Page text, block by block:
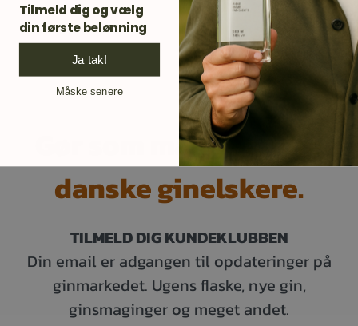
Gør som mange andre
danske ginelskere.
TILMELD DIG KUNDEKLUBBEN
Din email er adgangen til opdateringer på
ginmarkedet. Ugens flaske, nye gin,
ginsmaginger og meget andet.
Tilmeld dig og vælg
din første belønning
Ja tak!
Måske senere